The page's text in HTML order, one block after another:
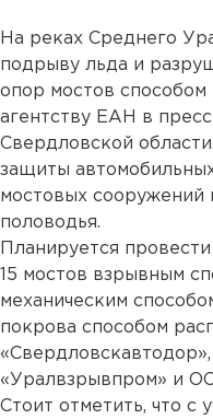
На реках Среднего
подрыву льда и
опор мостов
агентству ЕАН в
Свердловской
защиты
мостовых сооружений
половодья.
Планируется
15 мостов взрывным
механическим
покрова способом
«Уралвзрывпром» и
Стоит отметить, что с